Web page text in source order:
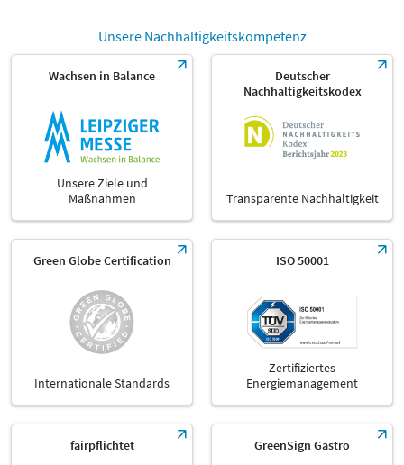
Unsere Nachhaltigkeitskompetenz
Wachsen in Balance
Unsere Ziele und
Maßnahmen
Deutscher
Nachhaltigkeitskodex
Transparente Nachhaltigkeit
Green Globe Certification
Internationale Standards
ISO 50001
Zertifiziertes
Energiemanagement
fairpflichtet GreenSign Gastro